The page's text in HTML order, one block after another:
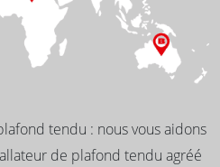
tendu : nous vous aidons
de plafond tendu agréé